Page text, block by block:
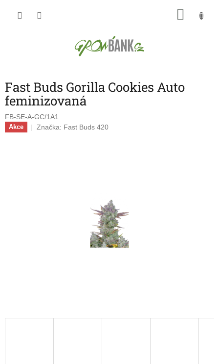
Fast Buds Gorilla Cookies Auto
feminizovaná
FB-SE-A-GC/1A1
Akce Značka: Fast Buds 420